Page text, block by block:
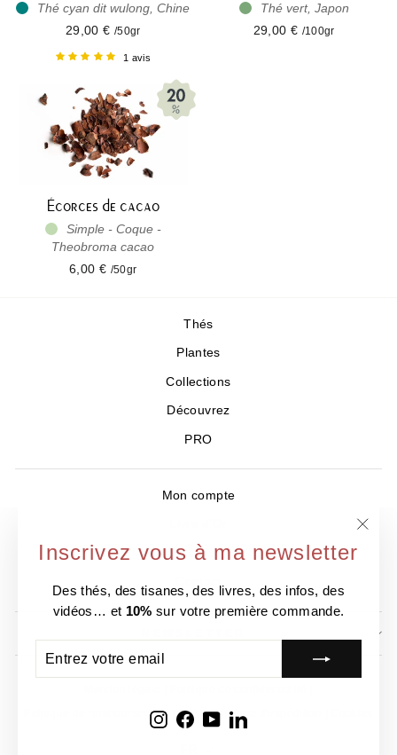
Inscrivez vous à ma newsletter
Des thés, des tisanes, des livres, des infos, des
vidéos… et 10% sur votre première commande.
VOTRE
EMAIL
InstagramFacebook
YouTubeLinkedIn
Thé cyan dit wulong, Chine
29,00 € /50gr
1 avis
Thé vert, Japon
29,00 € /100gr
Écorces de cacao
Simple - Coque -
Theobroma cacao
6,00 € /50gr
Thés
Plantes
Collections
Découvrez
PRO
Mon compte
Où nous trouver ?
Politique de remboursement
CGV Politique d'expédition